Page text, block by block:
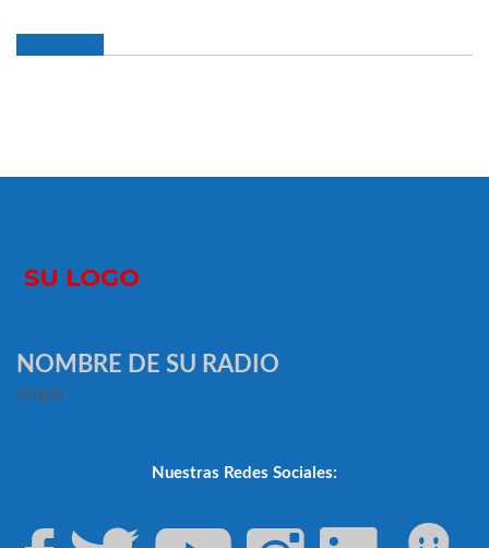
NOMBRE DE SU RADIO
slogan
Nuestras Redes Sociales: